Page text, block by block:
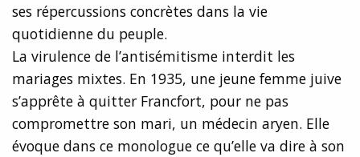
ses répercussions concrètes dans la vie
quotidienne du peuple.
La virulence de l’antisémitisme interdit les
mariages mixtes. En 1935, une jeune femme juive
s’apprête à quitter Francfort, pour ne pas
compromettre son mari, un médecin aryen. Elle
évoque dans ce monologue ce qu’elle va dire à son